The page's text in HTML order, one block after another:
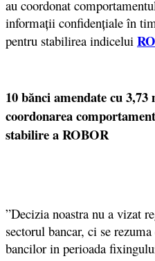
au coordonat
informații confidențiale în
pentru stabilirea indicelui
10 bănci amendate cu
coordonarea
stabilire a ROBOR
”Decizia noastra nu a vizat
sectorul bancar, ci se
bancilor in perioada